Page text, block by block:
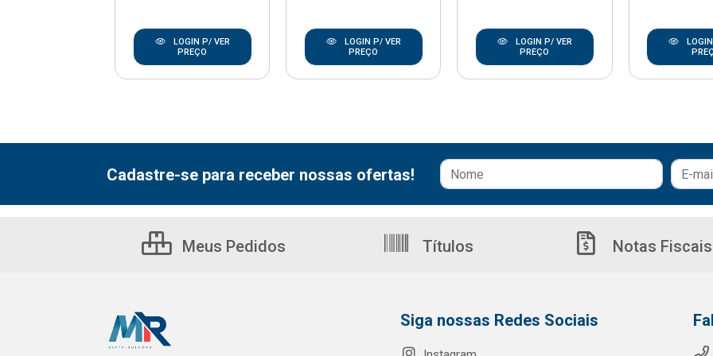
LOGIN P/ VER
PREÇO
LOGIN P/ VER
PREÇO
LOGIN P/ VER
PREÇO
Cadastre-se para receber nossas ofertas!
Meus Pedidos Títulos Notas Fiscais
Siga nossas Redes Sociais